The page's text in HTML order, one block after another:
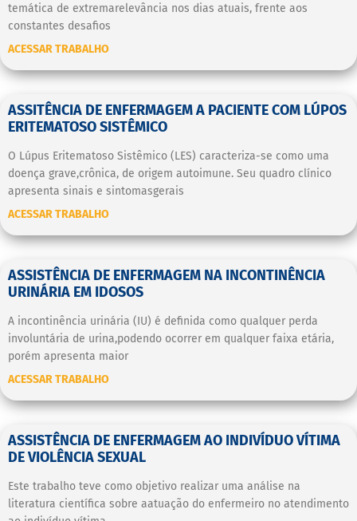
temática de extremarelevância nos dias atuais, frente aos
constantes desafios
ACESSAR TRABALHO
ASSITÊNCIA DE ENFERMAGEM A PACIENTE COM LÚPOS
ERITEMATOSO SISTÊMICO
O Lúpus Eritematoso Sistêmico (LES) caracteriza-se como uma
doença grave,crônica, de origem autoimune. Seu quadro clínico
apresenta sinais e sintomasgerais
ACESSAR TRABALHO
ASSISTÊNCIA DE ENFERMAGEM NA INCONTINÊNCIA
URINÁRIA EM IDOSOS
A incontinência urinária (IU) é definida como qualquer perda
involuntária de urina,podendo ocorrer em qualquer faixa etária,
porém apresenta maior
ACESSAR TRABALHO
ASSISTÊNCIA DE ENFERMAGEM AO INDIVÍDUO VÍTIMA
DE VIOLÊNCIA SEXUAL
Este trabalho teve como objetivo realizar uma análise na
literatura científica sobre aatuação do enfermeiro no atendimento